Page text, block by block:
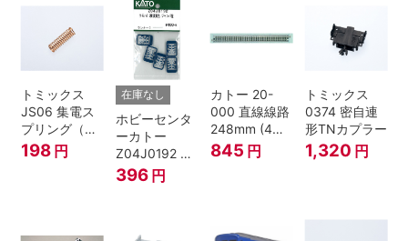
トミックス
JS06 集電ス
プリング（Ｌ
=7.5mm・4個
入） 鉄道模型
198 円
在庫なし
ホビーセンタ
ーカトー
Z04J0192 ク
モハ115 横須
賀色 ジャンパ
396 円
カトー 20-
000 直線線路
248mm (4本
入) Nゲージ
845 円
トミックス
0374 密自連
形TNカプラー
1,320 円